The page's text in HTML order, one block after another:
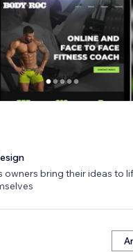
owners bring their ideas to